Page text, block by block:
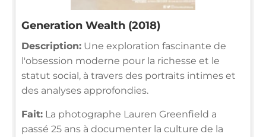
Generation Wealth (2018)
Description: Une exploration fascinante de
l'obsession moderne pour la richesse et le
statut social, à travers des portraits intimes et
des analyses approfondies.
Fait: La photographe Lauren Greenfield a
passé 25 ans à documenter la culture de la